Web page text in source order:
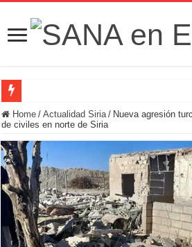
Fuerzas de Seguridad hallan fosa común con
Home / Actualidad Siria / Nueva agresión
de civiles en norte de Siria